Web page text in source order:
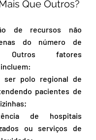
Que Outros?
de recursos não
do número de
Outros fatores
ser polo regional de
pacientes de
de hospitais
ou serviços de